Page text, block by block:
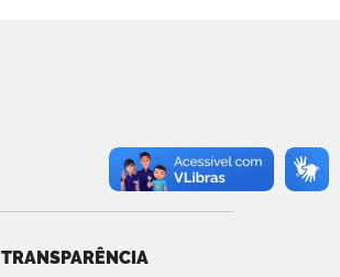
TRANSPARÊNCIA